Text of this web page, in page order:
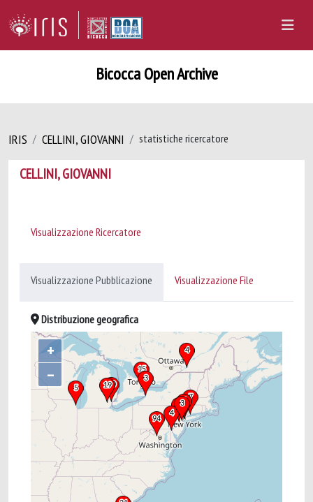
Bicocca Open Archive
IRIS CELLINI, GIOVANNI statistiche ricercatore
CELLINI, GIOVANNI
Visualizzazione Ricercatore
Visualizzazione Pubblicazione Visualizzazione File
Distribuzione geografica
+
–